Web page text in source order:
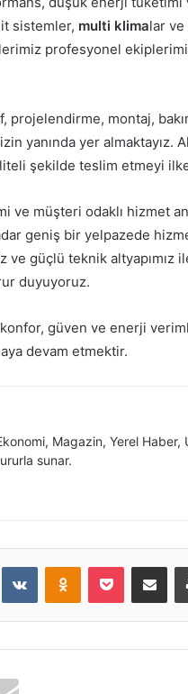
sistemler, multi klimalar ve
profesyonel
projelendirme, montaj,
yanında yer almaktayız.
şekilde teslim etmeyi
müşteri odaklı hizmet
geniş bir yelpazede
güçlü teknik altyapımız
duyuyoruz.
güven ve enerji
devam etmektir.
Magazin, Yerel Haber,
sunar.
VKontakteOdnoklassniki
Pocket E-Posta